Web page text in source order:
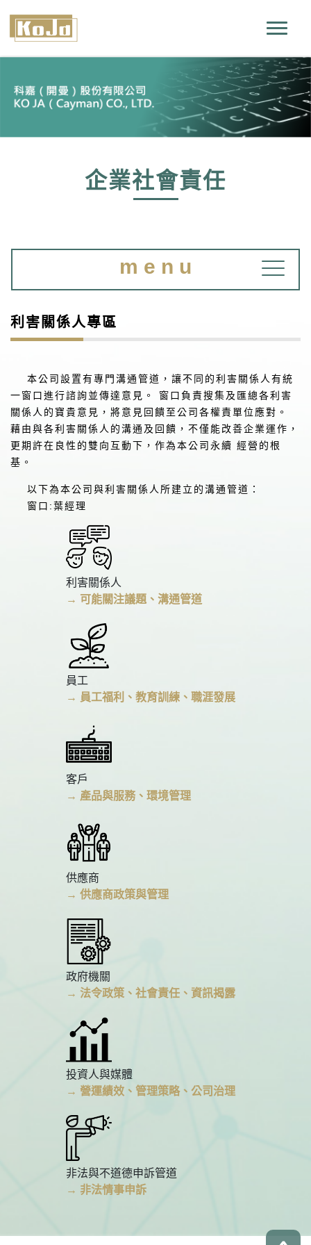
企業社會責任
m e n u
利害關係人專區
本公司設置有專門溝通管道，讓不同的利害關係人有統
一窗口進行諮詢並傳達意見。 窗口負責搜集及匯總各利害
關係人的寶貴意見，將意見回饋至公司各權責單位應對。
藉由與各利害關係人的溝通及回饋，不僅能改善企業運作，
更期許在良性的雙向互動下，作為本公司永續 經營的根
基。
以下為本公司與利害關係人所建立的溝通管道：
窗口:葉經理
利害關係人
→ 可能關注議題、溝通管道
員工
→ 員工福利、教育訓練、職涯發展
客戶
→ 產品與服務、環境管理
供應商
→ 供應商政策與管理
政府機關
→ 法令政策、社會責任、資訊揭露
投資人與媒體
→ 營運績效、管理策略、公司治理
非法與不道德申訴管道
→ 非法情事申訴